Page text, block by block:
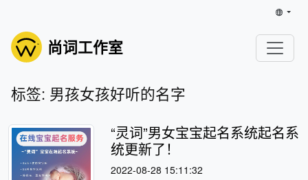
尚词工作室
标签: 男孩女孩好听的名字
“灵词”男女宝宝起名系统起名系
统更新了！
2022-08-28 15:11:32